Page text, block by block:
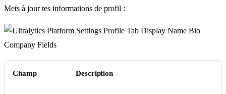
Mets à jour tes informations de profil :
Champ Description